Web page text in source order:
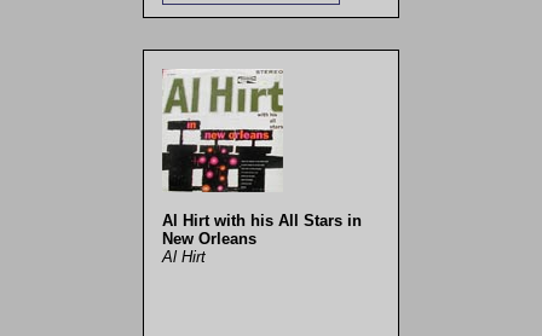
Al Hirt with his All Stars in
New Orleans
Al Hirt